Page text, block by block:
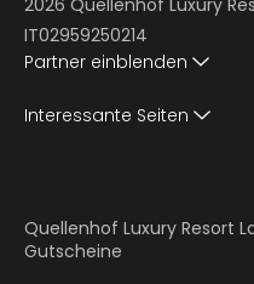
IT02959250214
Partner einblenden
Interessante Seiten
Quellenhof Luxury Resort
Gutscheine